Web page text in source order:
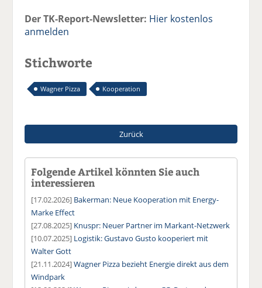
Der TK-Report-Newsletter: Hier kostenlos
anmelden
Stichworte
Wagner Pizza Kooperation
Zurück
Folgende Artikel könnten Sie auch
interessieren
[17.02.2026] Bakerman: Neue Kooperation mit Energy-
Marke Effect
[27.08.2025] Knuspr: Neuer Partner im Markant-Netzwerk
[10.07.2025] Logistik: Gustavo Gusto kooperiert mit
Walter Gott
[21.11.2024]Wagner Pizza bezieht Energie direkt aus dem
Windpark